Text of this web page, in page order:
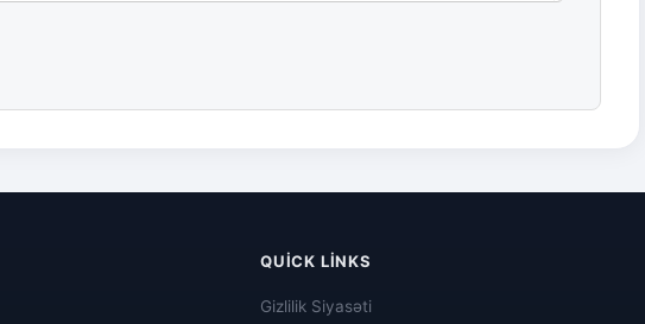
QUICK LINKS
Gizlilik Siyasəti